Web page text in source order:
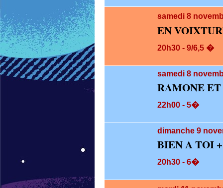
samedi 8
EN
20h30 - 9/6,5 �
samedi 8
RAMONE
22h00 - 5�
dimanche 9
BIEN A TOI
20h30 - 6�